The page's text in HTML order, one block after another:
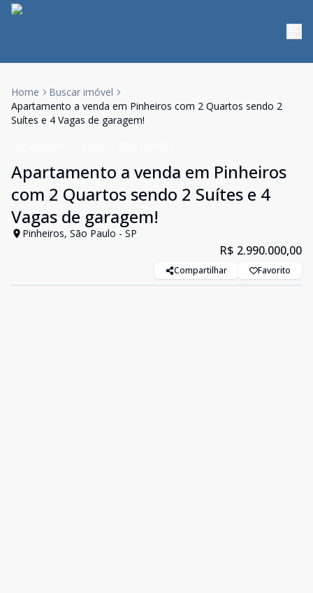
Home
Buscar imóvel
Apartamento a venda em Pinheiros com 2 Quartos sendo 2
Suítes e 4 Vagas de garagem!
Apartamento a venda em Pinheiros
com 2 Quartos sendo 2 Suítes e 4
Vagas de garagem!
Pinheiros, São Paulo - SP
R$ 2.990.000,00
Compartilhar Favorito